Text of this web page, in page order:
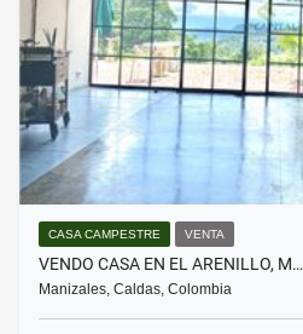
CASA CAMPESTRE VENTA
VENDO CASA EN EL ARENILLO, M…
Manizales, Caldas, Colombia